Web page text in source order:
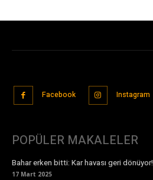
Facebook Instagram
POPÜLER MAKALELER
Bahar erken bitti: Kar havası geri dönüyor!
17 Mart 2025